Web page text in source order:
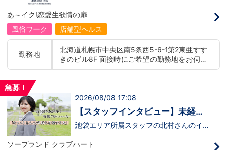
00 yenLanguage allowance introduced
More preferential for those who are fluen
t in 3 or more languages인바운드 대책 철
저 공략무조건 월급 40만엔부터 시작!어
底的入站策略無條件月薪 400,000 日圓起
推出語言津貼能說至少三種語言者優先
あ～イク!恋愛生欲情の扉
風俗ワーク
店舗型ヘルス
勤務地
北海道札幌市中央区南5条西5-6-1第2東亜すす
きのビル8F 面接時にご希望の勤務地をお伺い
し、配属店舗を決定いたします。 入社後の転
■横浜エリア：神奈川県横浜市中区 ・京急線
黄金町駅、日ノ出町駅 ・市営地下鉄阪東橋
駅、伊勢佐木長者町駅 ・JR横浜線関内駅 ■札
幌エリア：北海道札幌市 地下鉄南北線すすき
の駅
急募！
2026/08/08 17:08
【スタッフインタビュー】未経験
で飛び込んだスタッフが語る職場
池袋エリア所属スタッフの北村さんのイン
るのかな…？」そんな不安を抱えながら好
ソープランド クラブハート